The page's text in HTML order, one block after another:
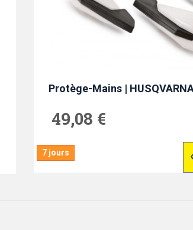
Protège-Mains |
49,08 €
7 jours